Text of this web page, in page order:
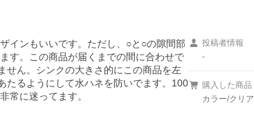
インもいいです。ただし、○と○の隙間部
す。この商品が届くまでの間に合わせで
せん。シンクの大きさ的にこの商品を左
たるようにして水ハネを防いでます。100
常に迷ってます。
投稿者情報
-
購入した商品
カラー/クリア